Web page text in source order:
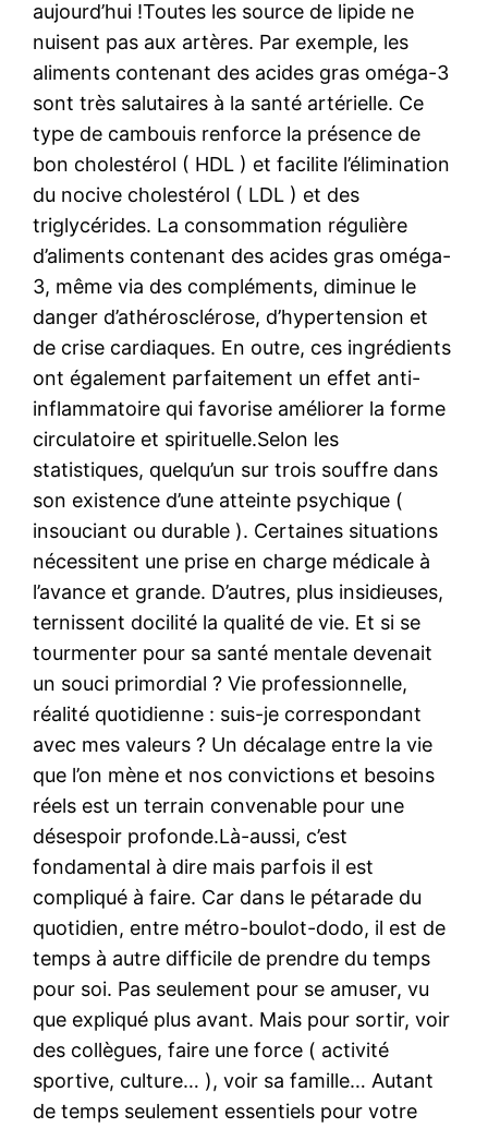
aujourd’hui !Toutes les source de lipide ne
nuisent pas aux artères. Par exemple, les
aliments contenant des acides gras oméga-3
sont très salutaires à la santé artérielle. Ce
type de cambouis renforce la présence de
bon cholestérol ( HDL ) et facilite l’élimination
du nocive cholestérol ( LDL ) et des
triglycérides. La consommation régulière
d’aliments contenant des acides gras oméga-
3, même via des compléments, diminue le
danger d’athérosclérose, d’hypertension et
de crise cardiaques. En outre, ces ingrédients
ont également parfaitement un effet anti-
inflammatoire qui favorise améliorer la forme
circulatoire et spirituelle.Selon les
statistiques, quelqu’un sur trois souffre dans
son existence d’une atteinte psychique (
insouciant ou durable ). Certaines situations
nécessitent une prise en charge médicale à
l’avance et grande. D’autres, plus insidieuses,
ternissent docilité la qualité de vie. Et si se
tourmenter pour sa santé mentale devenait
un souci primordial ? Vie professionnelle,
réalité quotidienne : suis-je correspondant
avec mes valeurs ? Un décalage entre la vie
que l’on mène et nos convictions et besoins
réels est un terrain convenable pour une
désespoir profonde.Là-aussi, c’est
fondamental à dire mais parfois il est
compliqué à faire. Car dans le pétarade du
quotidien, entre métro-boulot-dodo, il est de
temps à autre difficile de prendre du temps
pour soi. Pas seulement pour se amuser, vu
que expliqué plus avant. Mais pour sortir, voir
des collègues, faire une force ( activité
sportive, culture… ), voir sa famille… Autant
de temps seulement essentiels pour votre